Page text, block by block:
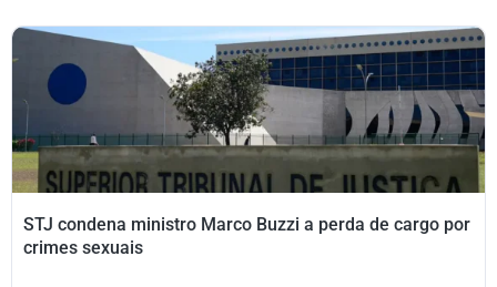
STJ condena ministro Marco Buzzi a perda de cargo por
crimes sexuais